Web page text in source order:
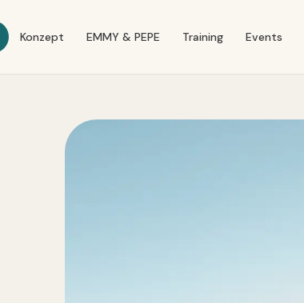
Konzept EMMY & PEPE Training Events